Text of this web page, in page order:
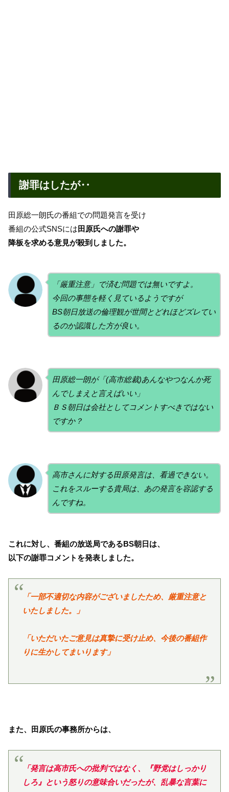
謝罪はしたが‥
田原総一朗氏の番組での問題発言を受け
番組の公式SNSには 田原氏への謝罪や
降板を求める意見が殺到しました。
「厳重注意」で済む問題では無いですよ。
今回の事態を軽く見ているようですが
BS朝日放送の倫理観が世間とどれほどズレてい
るのか認識した方が良い。
田原総一朗が「(高市総裁)あんなやつなんか死
んでしまえと言えばいい」
ＢＳ朝日は会社としてコメントすべきではない
ですか？
高市さんに対する田原発言は、看過できない。
これをスルーする貴局は、あの発言を容認する
んですね。
これに対し、番組の放送局であるBS朝日は、
以下の謝罪コメントを発表しました。
「一部不適切な内容がございましたため、厳重注意と
いたしました。」
「いただいたご意見は真摯に受け止め、今後の番組作
りに生かしてまいります」
また、田原氏の事務所からは、
「発言は高市氏への批判ではなく、『野党はしっかり
しろ』という怒りの意味合いだったが、乱暴な言葉に